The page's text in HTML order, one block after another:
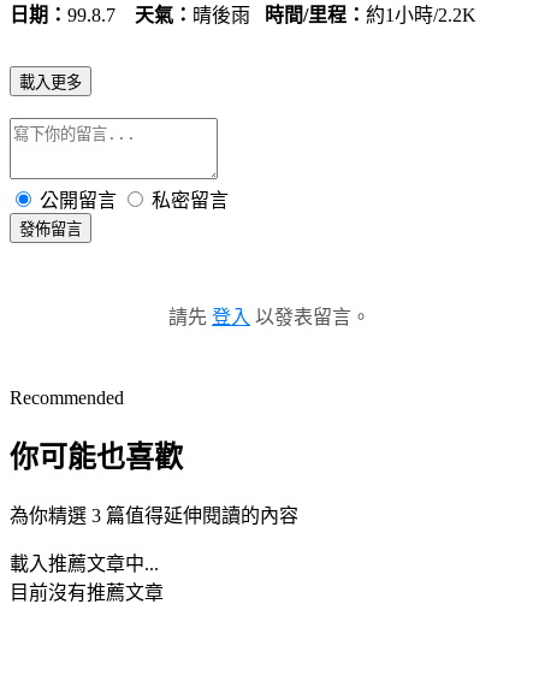
日期： 99.8.7 天氣： 晴後雨 時間/里程： 約1小時/2.2K
載入更多
公開留言 私密留言
發佈留言
請先 登入 以發表留言。
Recommended
你可能也喜歡
為你精選 3 篇值得延伸閱讀的內容
載入推薦文章中...
目前沒有推薦文章